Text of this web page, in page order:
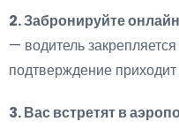
2. Забронируйте
— водитель
подтверждение
3. Вас встретят в